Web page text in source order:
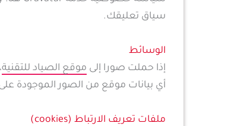
سياق تعليقك.
الوسائط
إذا حملت صورا إلى موقع الصياد للتقنية
أي بيانات موقع من الصور الموجودة
ملفات تعريف الارتباط (cookies)